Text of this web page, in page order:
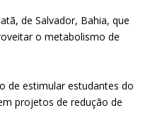
de Salvador, Bahia, que
o metabolismo de
de estimular estudantes do
projetos de redução de